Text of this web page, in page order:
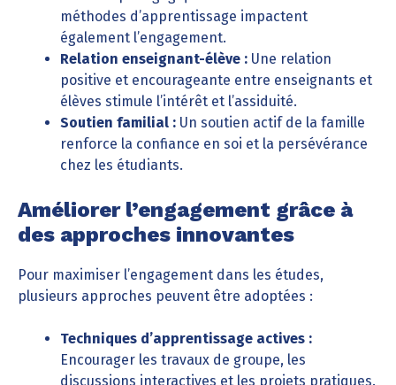
méthodes d’apprentissage impactent
également l’engagement.
Relation enseignant-élève : Une relation
positive et encourageante entre enseignants et
élèves stimule l’intérêt et l’assiduité.
Soutien familial : Un soutien actif de la famille
renforce la confiance en soi et la persévérance
chez les étudiants.
Améliorer l’engagement grâce à
des approches innovantes
Pour maximiser l’engagement dans les études,
plusieurs approches peuvent être adoptées :
Techniques d’apprentissage actives :
Encourager les travaux de groupe, les
discussions interactives et les projets pratiques.